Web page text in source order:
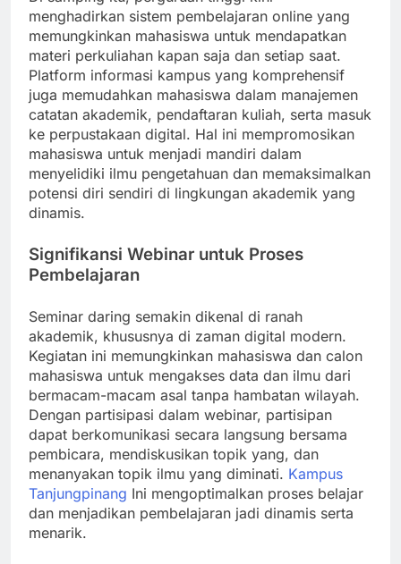
menghadirkan sistem pembelajaran online yang
memungkinkan mahasiswa untuk mendapatkan
materi perkuliahan kapan saja dan setiap saat.
Platform informasi kampus yang komprehensif
juga memudahkan mahasiswa dalam manajemen
catatan akademik, pendaftaran kuliah, serta masuk
ke perpustakaan digital. Hal ini mempromosikan
mahasiswa untuk menjadi mandiri dalam
menyelidiki ilmu pengetahuan dan memaksimalkan
potensi diri sendiri di lingkungan akademik yang
dinamis.
Signifikansi Webinar untuk Proses
Pembelajaran
Seminar daring semakin dikenal di ranah
akademik, khususnya di zaman digital modern.
Kegiatan ini memungkinkan mahasiswa dan calon
mahasiswa untuk mengakses data dan ilmu dari
bermacam-macam asal tanpa hambatan wilayah.
Dengan partisipasi dalam webinar, partisipan
dapat berkomunikasi secara langsung bersama
pembicara, mendiskusikan topik yang, dan
menanyakan topik ilmu yang diminati. Kampus
Tanjungpinang Ini mengoptimalkan proses belajar
dan menjadikan pembelajaran jadi dinamis serta
menarik.